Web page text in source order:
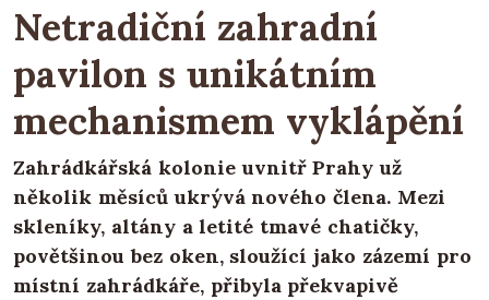
Netradiční zahradní
pavilon s unikátním
mechanismem vyklápění
Zahrádkářská kolonie uvnitř Prahy už
několik měsíců ukrývá nového člena. Mezi
skleníky, altány a letité tmavé chatičky,
povětšinou bez oken, sloužící jako zázemí pro
místní zahrádkáře, přibyla překvapivě